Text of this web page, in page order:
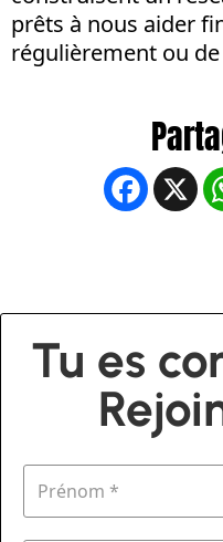
prêts à nous aider
régulièrement ou
Tu es